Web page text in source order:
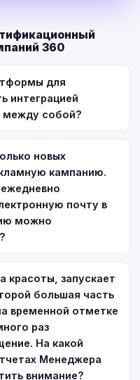
360
для
интеграцией
между собой?
новых
кампанию.
почту в
можно
красоты, запускает
большая часть
временной отметке
раз
На какой
Менеджера
внимание?